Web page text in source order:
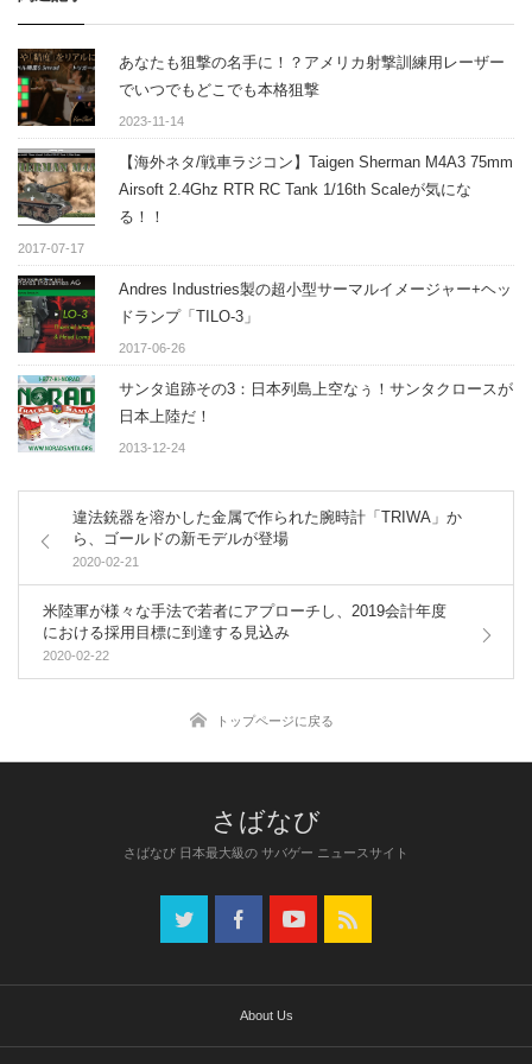
あなたも狙撃の名手に！？アメリカ射撃訓練用レーザー
でいつでもどこでも本格狙撃
2023-11-14
【海外ネタ/戦車ラジコン】Taigen Sherman M4A3 75mm
Airsoft 2.4Ghz RTR RC Tank 1/16th Scaleが気にな
る！！
2017-07-17
Andres Industries製の超小型サーマルイメージャー+ヘッ
ドランプ「TILO-3」
2017-06-26
サンタ追跡その3：日本列島上空なぅ！サンタクロースが
日本上陸だ！
2013-12-24
違法銃器を溶かした金属で作られた腕時計「TRIWA」か
ら、ゴールドの新モデルが登場
2020-02-21
米陸軍が様々な手法で若者にアプローチし、2019会計年度
における採用目標に到達する見込み
2020-02-22
トップページに戻る
さばなび 日本最大級の サバゲー ニュースサイト
About Us